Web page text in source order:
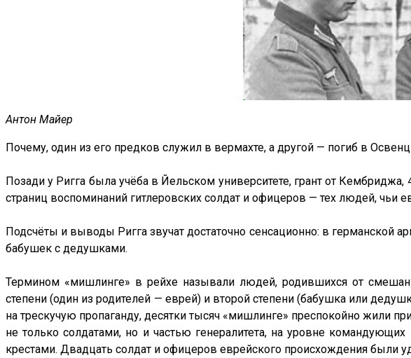
Антон Майер
Почему, один из его предков служил в вермахте, а другой — погиб в
Позади у Ригга была учёба в Йельском университете, грант от
страниц воспоминаний гитлеровских солдат и офицеров — тех людей, чьи
Подсчёты и выводы Ригга звучат достаточно сенсационно: в германской
бабушек с дедушками.
Термином «мишлинге» в рейхе называли людей, родившихся от
степени (один из родителей — еврей) и второй степени (бабушка или
на трескучую пропаганду, десятки тысяч «мишлинге» преспокойно жили
не только солдатами, но и частью генералитета, на уровне
крестами. Двадцать солдат и офицеров еврейского происхождения были